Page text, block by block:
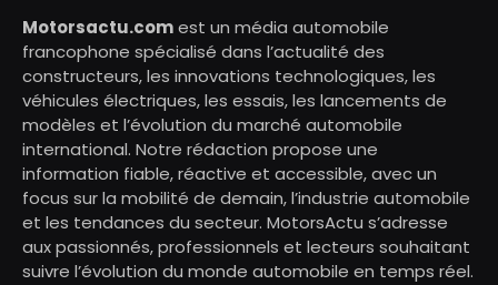
Motorsactu.comest un média automobile
francophone spécialisé dans l’actualité des
constructeurs, les innovations technologiques, les
véhicules électriques, les essais, les lancements de
modèles et l’évolution du marché automobile
international. Notre rédaction propose une
information fiable, réactive et accessible, avec un
focus sur la mobilité de demain, l’industrie automobile
et les tendances du secteur. MotorsActu s’adresse
aux passionnés, professionnels et lecteurs souhaitant
suivre l’évolution du monde automobile en temps réel.